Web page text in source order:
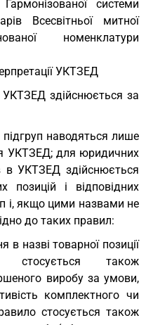
системи
Всесвітньої митної
номенклатури
УКТЗЕД
УКТЗЕД здійснюється за
підгруп наводяться лише
УКТЗЕД; для юридичних
в УКТЗЕД здійснюється
позицій і відповідних
і, якщо цими назвами не
до таких правил:
в назві товарної позиції
також
виробу за умови,
комплектного чи
стосується також